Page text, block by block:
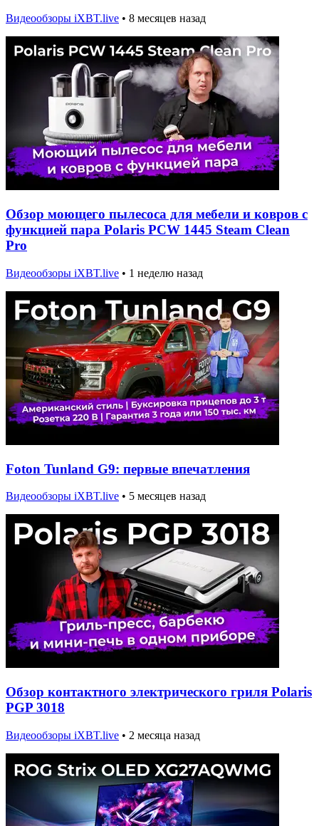
Видеообзоры iXBT.live • 8 месяцев назад
Обзор моющего пылесоса для мебели и ковров с
функцией пара Polaris PCW 1445 Steam Clean
Pro
Видеообзоры iXBT.live • 1 неделю назад
Foton Tunland G9: первые впечатления
Видеообзоры iXBT.live • 5 месяцев назад
Обзор контактного электрического гриля Polaris
PGP 3018
Видеообзоры iXBT.live • 2 месяца назад